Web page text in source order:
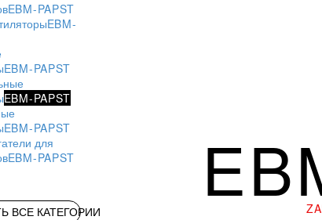
EBM-PAPST
EBM-
EBM-PAPST
EBM-PAPST
EBM-PAPST
для
EBM-PAPST
ВСЕ КАТЕГОРИИ